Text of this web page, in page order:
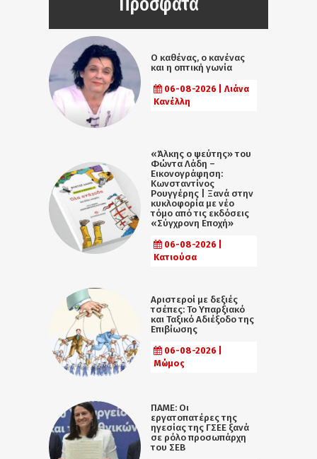
Ο καθένας, ο κανένας
και η οπτική γωνία
06-08-2026 | Λιάνα
Κανέλλη
«Άλκης ο ψεύτης» του
Φώντα Λάδη –
Εικονογράφηση:
Κωνσταντίνος
Ρουγγέρης | Ξανά στην
κυκλοφορία με νέο
τόμο από τις εκδόσεις
«Σύγχρονη Εποχή»
06-08-2026 |
Κατιούσα
Αριστεροί με δεξιές
τσέπες: Το Υπαρξιακό
και Ταξικό Αδιέξοδο της
Επιβίωσης
06-08-2026 |
Μώμος
ΠΑΜΕ: Οι
εργατοπατέρες της
ηγεσίας της ΓΣΕΕ ξανά
σε ρόλο προσωπάρχη
του ΣΕΒ